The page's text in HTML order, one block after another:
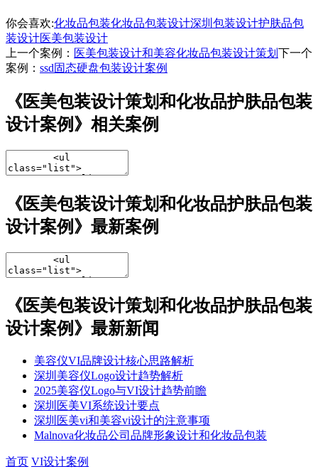
你会喜欢:化妆品包装化妆品包装设计深圳包装设计护肤品包
装设计医美包装设计
上一个案例： 医美包装设计和美容化妆品包装设计策划 下一个
案例： ssd固态硬盘包装设计案例
《医美包装设计策划和化妆品护肤品包装
设计案例》相关案例
《医美包装设计策划和化妆品护肤品包装
设计案例》最新案例
《医美包装设计策划和化妆品护肤品包装
设计案例》最新新闻
​美容仪VI品牌设计核心思路解析​​
深圳美容仪Logo设计趋势解析​
2025美容仪Logo与VI设计趋势前瞻​​
深圳医美VI系统设计要点
深圳医美vi和美容vi设计的注意事项
Malnova化妆品公司品牌形象设计和化妆品包装
首页 VI设计案例